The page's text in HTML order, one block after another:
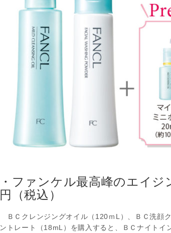
・ファンケル最高峰のエイ
円（税込）
ＢＣクレンジングオイル（120ｍL）、ＢＣ洗顔
ントレート（18mL）を購入すると、ＢＣナイト